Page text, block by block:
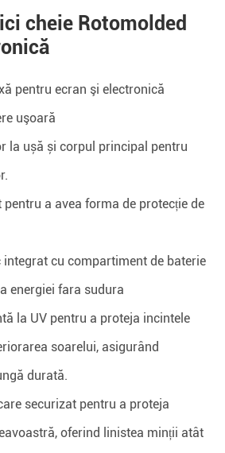
cheie Rotomolded
pentru ecran şi electronică
uşoară
la ușă și corpul principal pentru
pentru a avea forma de protecție de
cu compartiment de baterie
energiei fara sudura
la UV pentru a proteja incintele
soarelui, asigurând
durată.
securizat pentru a proteja
oferind linistea minții atât